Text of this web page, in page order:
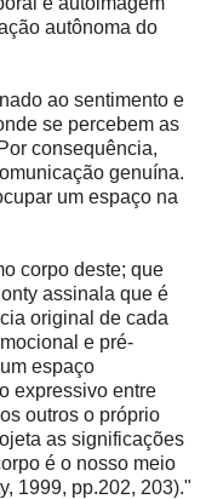
autônoma do
ao sentimento e
se percebem as
consequência,
genuína.
um espaço na
corpo deste; que
assinala que é
original de cada
e pré-
espaço
expressivo entre
outros o próprio
as significações
é o nosso meio
1999, pp.202, 203)."